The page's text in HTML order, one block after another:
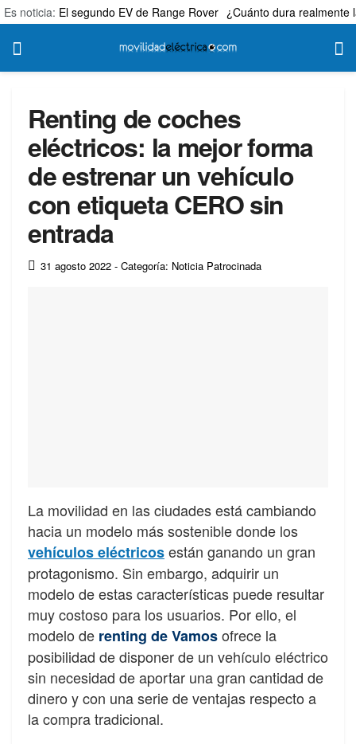
Es noticia: El segundo EV de Range Rover ¿Cuánto dura realmente
Renting de coches
eléctricos: la mejor forma
de estrenar un vehículo
con etiqueta CERO sin
entrada
31 agosto 2022 - Categoría: Noticia Patrocinada
La movilidad en las ciudades está cambiando
hacia un modelo más sostenible donde los
vehículos eléctricosestán ganando un gran
protagonismo. Sin embargo, adquirir un
modelo de estas características puede resultar
muy costoso para los usuarios. Por ello, el
modelo de renting de Vamosofrece la
posibilidad de disponer de un vehículo eléctrico
sin necesidad de aportar una gran cantidad de
dinero y con una serie de ventajas respecto a
la compra tradicional.